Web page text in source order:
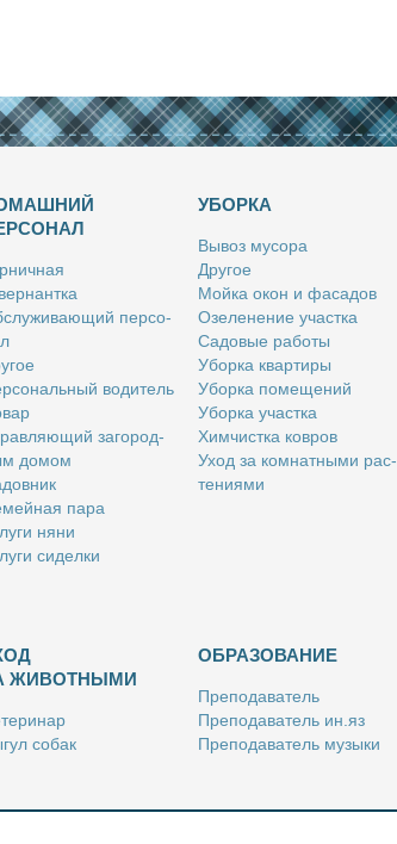
пер­со­
во­ди­тель
за­го­род­
до­мом
па­ра
ня­ни
си­дел­ки
УБОРКА
Вы­воз му­со­ра
Дру­гое
Мой­ка окон и фа­са­дов
Озе­ле­не­ние участ­ка
Са­до­вые ра­бо­ты
Убор­ка квар­ти­ры
Убор­ка по­ме­ще­ний
Убор­ка участ­ка
Хим­чист­ка ков­ров
Уход за ком­нат­ны­ми рас­
те­ни­я­ми
ЖИВОТНЫМИ
со­бак
жи­вот­ных
ОБРАЗОВАНИЕ
Пре­по­да­ва­тель
Пре­по­да­ва­тель ин.яз
Пре­по­да­ва­тель му­зы­ки